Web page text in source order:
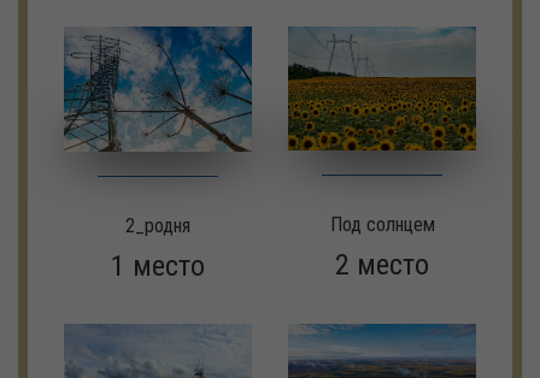
2_родня
1 место
Под солнцем
2 место